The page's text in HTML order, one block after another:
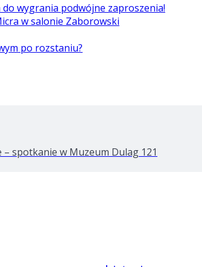
wygrania podwójne zaproszenia!
w salonie Zaborowski
po rozstaniu?
– spotkanie w Muzeum Dulag 121